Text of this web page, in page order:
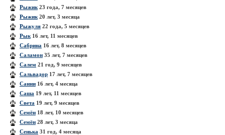
Рыжик 23 года, 7 месяцев
Рыжик 20 лет, 3 месяца
Рыжуля 22 года, 5 месяцев
Рык 16 лет, 11 месяцев
Сабрина 16 лет, 8 месяцев
Саламон 35 лет, 7 месяцев
Салем 21 год, 9 месяцев
Сальвадор 17 лет, 7 месяцев
Санни 16 лет, 4 месяца
Саша 19 лет, 11 месяцев
Света 19 лет, 9 месяцев
Семён 18 лет, 10 месяцев
Семён 28 лет, 3 месяца
Сенька 31 год, 4 месяца